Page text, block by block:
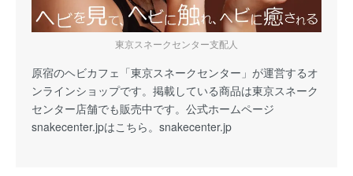
東京スネークセンター支配人
原宿のヘビカフェ「東京スネークセンター」が運営するオ
ンラインショップです。掲載している商品は東京スネーク
センター店舗でも販売中です。公式ホームページ
snakecenter.jpはこちら。 snakecenter.jp